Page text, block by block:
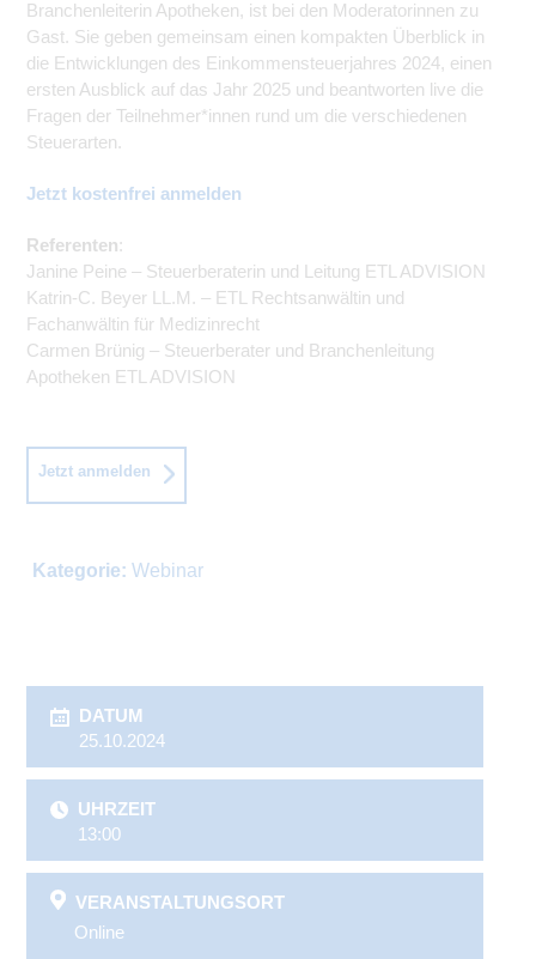
Branchenleiterin Apotheken, ist bei den Moderatorinnen zu
Gast. Sie geben gemeinsam einen kompakten Überblick in
die Entwicklungen des Einkommensteuerjahres 2024, einen
ersten Ausblick auf das Jahr 2025 und beantworten live die
Fragen der Teilnehmer*innen rund um die verschiedenen
Steuerarten.
Jetzt kostenfrei anmelden
Referenten:
Janine Peine – Steuerberaterin und Leitung ETL ADVISION
Katrin-C. Beyer LL.M. – ETL Rechtsanwältin und
Fachanwältin für Medizinrecht
Carmen Brünig – Steuerberater und Branchenleitung
Apotheken ETL ADVISION
Jetzt anmelden
Kategorie: Webinar
DATUM
25.10.2024
UHRZEIT
13:00
VERANSTALTUNGSORT
Online